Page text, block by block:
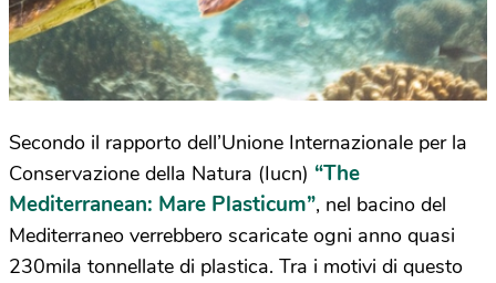
Secondo il rapporto dell’Unione Internazionale per la
Conservazione della Natura (Iucn) “The
Mediterranean: Mare Plasticum”, nel bacino del
Mediterraneo verrebbero scaricate ogni anno quasi
230mila tonnellate di plastica. Tra i motivi di questo